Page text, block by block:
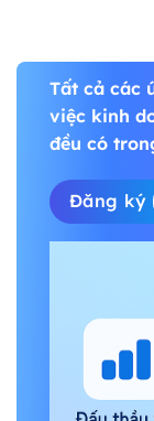
Tất cả các
việc kinh
đều có
Đăng ký